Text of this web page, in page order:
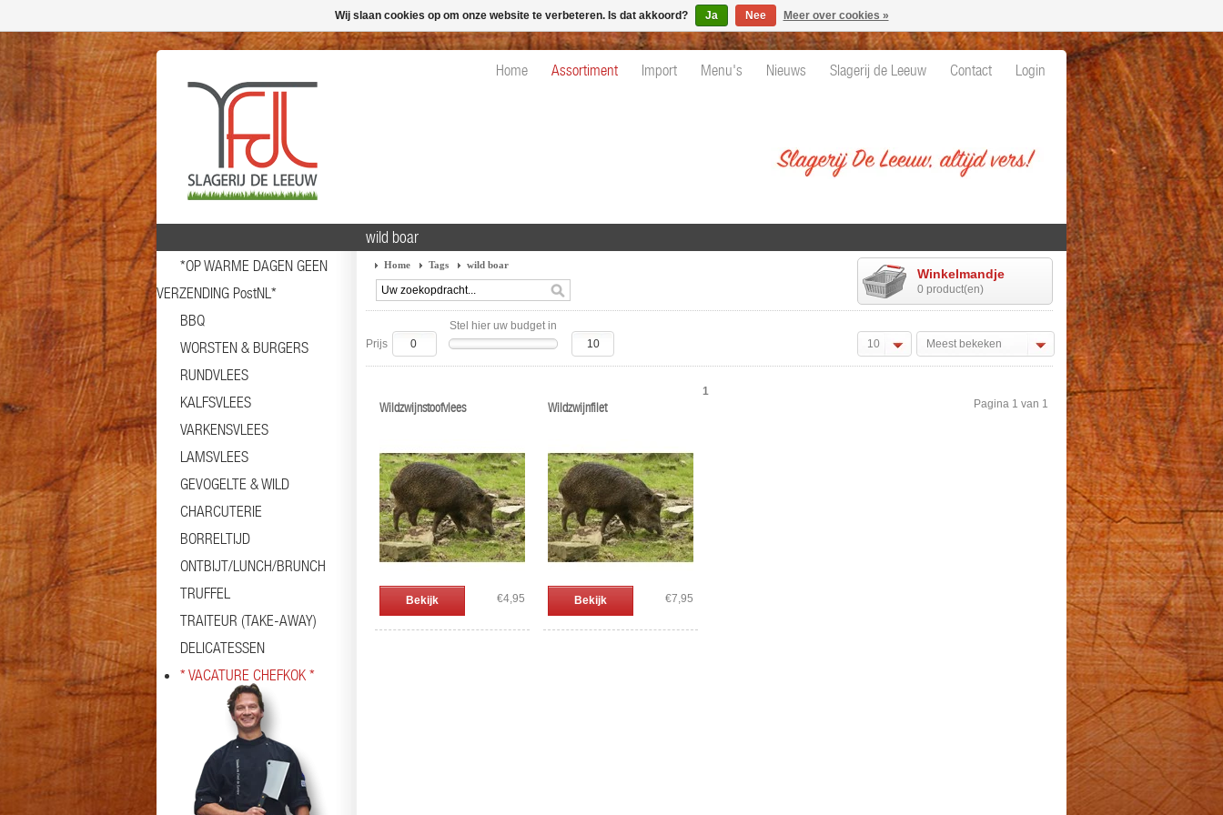
Home Assortiment Import Menu's Nieuws Slagerij de Leeuw Contact Login
*OP WARME DAGEN GEEN
VERZENDING PostNL*
BBQ
WORSTEN & BURGERS
RUNDVLEES
KALFSVLEES
VARKENSVLEES
LAMSVLEES
GEVOGELTE & WILD
CHARCUTERIE
BORRELTIJD
ONTBIJT/LUNCH/BRUNCH
TRUFFEL
TRAITEUR (TAKE-AWAY)
DELICATESSEN
* VACATURE CHEFKOK *
wild boar
Home Tags wild boar
Winkelmandje
0 product(en)
Stel hier uw budget in
Prijs
10 Meest bekeken
Wildzwijnstoofvlees
Bekijk €4,95
Wildzwijnfilet
Bekijk €7,95
1
Pagina 1 van 1
Wij slaan cookies op om onze website te verbeteren. Is dat akkoord? Ja Nee Meer over cookies »